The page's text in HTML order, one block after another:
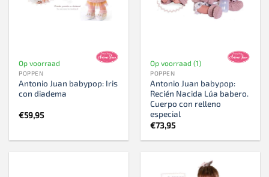
Op voorraad
POPPEN
Antonio Juan babypop: Iris
con diadema
€59,95
Op voorraad (1)
POPPEN
Antonio Juan babypop:
Recién Nacida Lúa babero.
Cuerpo con relleno
especial
€73,95